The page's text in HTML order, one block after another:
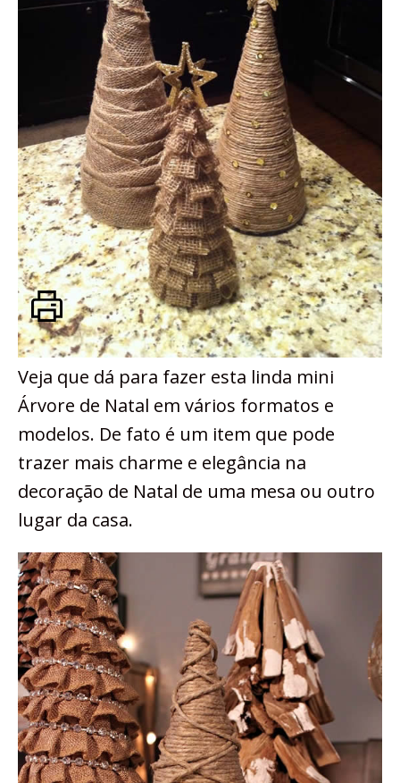
Veja que dá para fazer esta linda mini
Árvore de Natal em vários formatos e
modelos. De fato é um item que pode
trazer mais charme e elegância na
decoração de Natal de uma mesa ou outro
lugar da casa.